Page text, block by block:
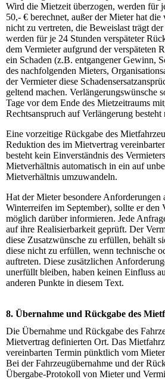
Wird die Mietzeit überzogen, werden für
50,- € berechnet, außer der Mieter hat die
nicht zu vertreten, die Beweislast trägt
werden für je 24 Stunden verspäteter
dem Vermieter aufgrund der verspäteten
ein Schaden (z.B. entgangener Gewinn,
des nachfolgenden Mieters,
der Vermieter diese
geltend machen. Verlängerungswünsche
Tage vor dem Ende des Mietzeitraums
Rechtsanspruch auf Verlängerung besteht
Eine vorzeitige Rückgabe des
Reduktion des im Mietvertrag
besteht kein Einverständnis des
Mietverhältnis automatisch in ein auf
Mietverhältnis umzuwandeln.
Hat der Mieter besondere Anforderungen
Winterreifen im September), sollte er den
möglich darüber informieren. Jede
auf ihre Realisierbarkeit geprüft. Der
diese Zusatzwünsche zu erfüllen, behält
diese nicht zu erfüllen, wenn technische
auftreten. Diese zusätzlichen
unerfüllt bleiben, haben keinen Einfluss
anderen Punkte in diesem Text.
8. Übernahme und Rückgabe des
Die Übernahme und Rückgabe des
Mietvertrag definierten Ort. Das
vereinbarten Termin pünktlich vom
Bei der Fahrzeugübernahme und der
Übergabe-Protokoll von Mieter und